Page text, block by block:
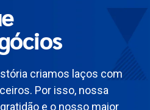
criamos laços com
Por isso, nossa
e o nosso maior